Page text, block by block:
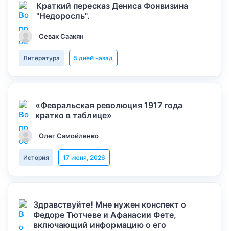
Краткий пересказ Дениса Фонвизина
"Недоросль".
Севак Саакян
Литература 5 дней назад
«Февральская революция 1917 года
кратко в таблице»
Олег Самойленко
История 17 июня, 2026
Здравствуйте! Мне нужен конспект о
Федоре Тютчеве и Афанасии Фете,
включающий информацию о его